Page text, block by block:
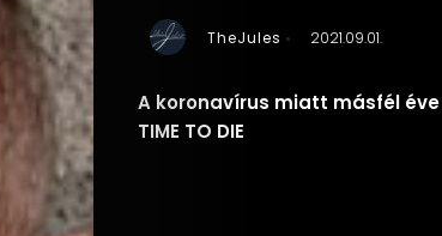
TheJules 2021.09.01.
A koronavírus miatt másfél
TIME TO DIE